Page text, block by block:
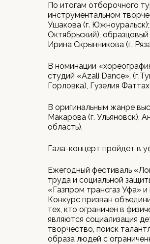
По итогам отборочного
инструментальном
Ушакова (г.
Октябрьский),
Ирина Скрынникова (г.
В номинации
студий «Azali Dance»,
Горловка), Гузелия
В оригинальным жанре
Макарова (г. Ульяновск),
область).
Гала-концерт пройдет в
Ежегодный фестиваль
труда и социальной
«Газпром трансгаз Уфа»
Конкурс призван
тех, кто ограничен в
являются социализация
творчество, поиск
образа людей с